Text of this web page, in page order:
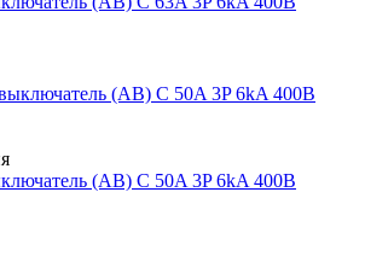
(АВ) C 50A 3P 6kA 400В